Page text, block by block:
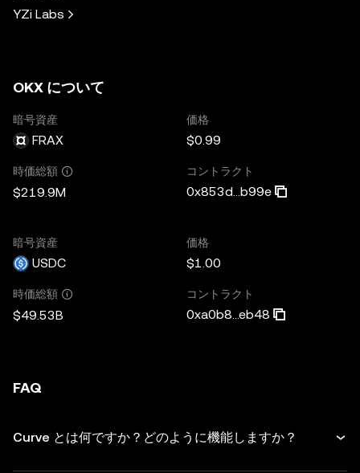
YZi Labs
OKX について
暗号資産
FRAX
価格
$0.99
時価総額
$219.9M
コントラクト
0x853d...b99e
暗号資産
USDC
価格
$1.00
時価総額
$49.53B
コントラクト
0xa0b8...eb48
FAQ
Curve とは何ですか？どのように機能しますか？